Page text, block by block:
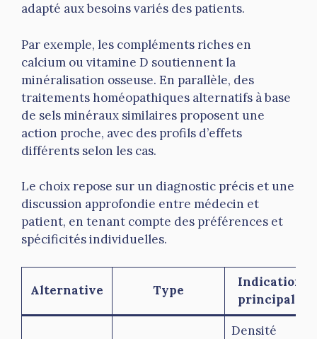
adapté aux besoins variés des patients.
Par exemple, les compléments riches en
calcium ou vitamine D soutiennent la
minéralisation osseuse. En parallèle, des
traitements homéopathiques alternatifs à base
de sels minéraux similaires proposent une
action proche, avec des profils d’effets
différents selon les cas.
Le choix repose sur un diagnostic précis et une
discussion approfondie entre médecin et
patient, en tenant compte des préférences et
spécificités individuelles.
Alternative Type
Indications
principales
Densité